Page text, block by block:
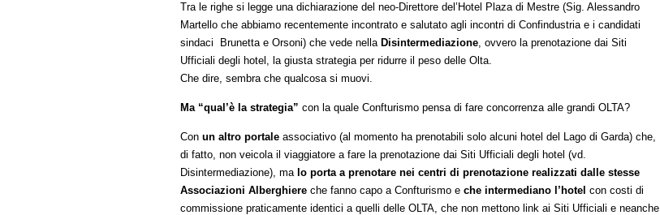
Tra le righe si legge una dichiarazione del neo-Direttore del’Hotel Plaza di Mestre (Sig. Alessandro
Martello che abbiamo recentemente incontrato e salutato agli incontri di Confindustria e i candidati
sindaci Brunetta e Orsoni) che vede nella Disintermediazione, ovvero la prenotazione dai Siti
Ufficiali degli hotel, la giusta strategia per ridurre il peso delle Olta.
Che dire, sembra che qualcosa si muovi.
Ma “qual’è la strategia” con la quale Confturismo pensa di fare concorrenza alle grandi OLTA?
Con un altro portale associativo (al momento ha prenotabili solo alcuni hotel del Lago di Garda) che,
di fatto, non veicola il viaggiatore a fare la prenotazione dai Siti Ufficiali degli hotel (vd.
Disintermediazione), malo porta a prenotare nei centri di prenotazione realizzati dalle stesse
Associazioni Alberghiere che fanno capo a Confturismo e che intermediano l’hotel con costi di
commissione praticamente identici a quelli delle OLTA, che non mettono link ai Siti Ufficiali e neanche